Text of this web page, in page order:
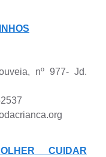
nº 977- Jd.
CUIDAR